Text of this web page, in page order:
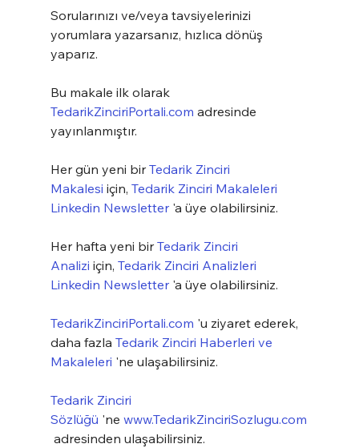
Sorularınızı ve/veya tavsiyelerinizi
yorumlara yazarsanız, hızlıca dönüş
yaparız.
Bu makale ilk olarak
TedarikZinciriPortali.com adresinde
yayınlanmıştır.
Her gün yeni bir Tedarik Zinciri
Makalesi için, Tedarik Zinciri Makaleleri
Linkedin Newsletter 'a üye olabilirsiniz.
Her hafta yeni bir Tedarik Zinciri
Analizi için, Tedarik Zinciri Analizleri
Linkedin Newsletter 'a üye olabilirsiniz.
TedarikZinciriPortali.com 'u ziyaret ederek,
daha fazla Tedarik Zinciri Haberleri ve
Makaleleri 'ne ulaşabilirsiniz.
Tedarik Zinciri
Sözlüğü 'ne www.TedarikZinciriSozlugu.com
adresinden ulaşabilirsiniz.